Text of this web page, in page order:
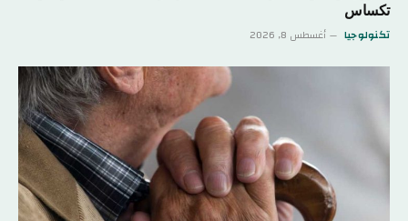
تكساس
تكنولوجيا أغسطس 8, 2026